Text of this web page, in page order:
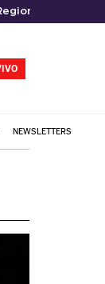
del Maule
NEWSLETTERS